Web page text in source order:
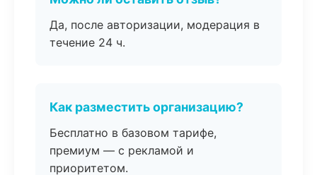
Да, после авторизации, модерация в
течение 24 ч.
Как разместить организацию?
Бесплатно в базовом тарифе,
премиум — с рекламой и
приоритетом.